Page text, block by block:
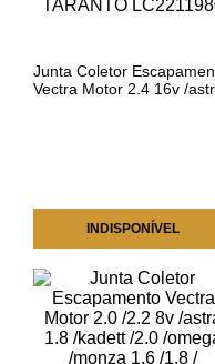
Junta Coletor
Vectra Motor 2.4 16v /
INDISPONÍVEL